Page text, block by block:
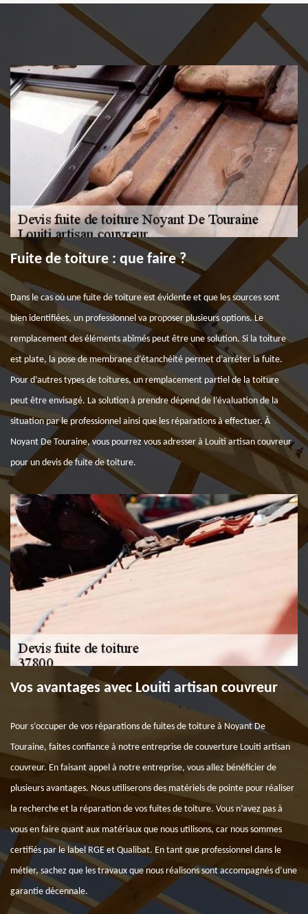
Fuite de toiture : que faire ?
Dans le cas où une fuite de toiture est évidente et que les sources sont
bien identifiées, un professionnel va proposer plusieurs options. Le
remplacement des éléments abîmés peut être une solution. Si la toiture
est plate, la pose de membrane d’étanchéité permet d’arrêter la fuite.
Pour d’autres types de toitures, un remplacement partiel de la toiture
peut être envisagé. La solution à prendre dépend de l’évaluation de la
situation par le professionnel ainsi que les réparations à effectuer. À
Noyant De Touraine, vous pourrez vous adresser à Louiti artisan couvreur
pour un devis de fuite de toiture.
Vos avantages avec Louiti artisan couvreur
Pour s’occuper de vos réparations de fuites de toiture à Noyant De
Touraine, faites confiance à notre entreprise de couverture Louiti artisan
couvreur. En faisant appel à notre entreprise, vous allez bénéficier de
plusieurs avantages. Nous utiliserons des matériels de pointe pour réaliser
la recherche et la réparation de vos fuites de toiture. Vous n’avez pas à
vous en faire quant aux matériaux que nous utilisons, car nous sommes
certifiés par le label RGE et Qualibat. En tant que professionnel dans le
métier, sachez que les travaux que nous réalisons sont accompagnés d’une
garantie décennale.